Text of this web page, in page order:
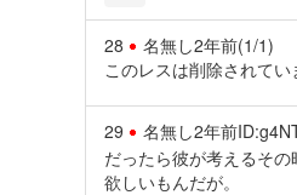
28 名無し2年前(1/1)
このレスは削除されてい
29 名無し2年前
だったら彼が考えるそ
欲しいもんだが。